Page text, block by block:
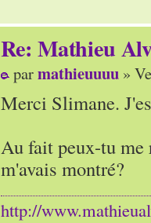
Re: Mathieu
parmathieuuuu »
Merci Slimane.
Au fait peux-tu me
m'avais montré?
http://